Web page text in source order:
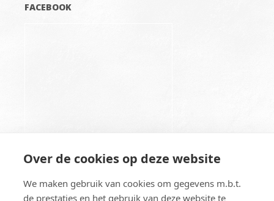
FACEBOOK
Over de cookies op deze website
We maken gebruik van cookies om gegevens m.b.t.
de prestaties en het gebruik van deze website te